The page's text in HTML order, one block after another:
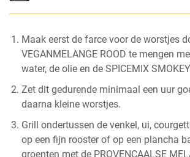
Maak eerst de farce voor de worstjes
VEGANMELANGE ROOD te mengen
water, de olie en de SPICEMIX
Zet dit gedurende minimaal een uur
daarna kleine worstjes.
Grill ondertussen de venkel, ui,
op een fijn rooster of op een plancha
groenten met de PROVENÇAALSE